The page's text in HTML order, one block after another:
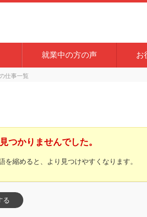
就業中の方の声 お
仕事一覧
つかりませんでした。
縮めると、より見つけやすくなります。
る